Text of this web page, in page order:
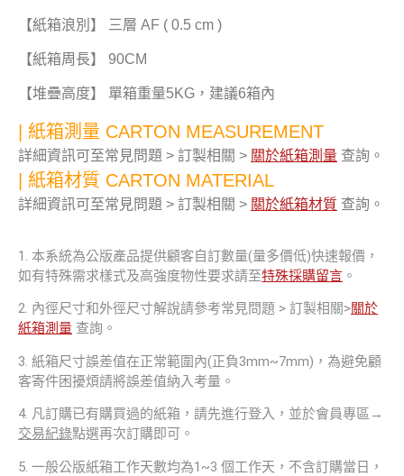
【紙箱浪別】 三層 AF ( 0.5 cm )
【紙箱周長】 90CM
【堆疊高度】 單箱重量5KG，建議6箱內
| 紙箱測量 CARTON MEASUREMENT
詳細資訊可至常見問題 > 訂製相關 > 關於紙箱測量 查詢。
| 紙箱材質 CARTON MATERIAL
詳細資訊可至常見問題 > 訂製相關 > 關於紙箱材質 查詢。
1. 本系統為公版產品提供顧客自訂數量(量多價低)快速報價，
如有特殊需求樣式及高強度物性要求請至特殊採購留言 。
2. 內徑尺寸和外徑尺寸解說請參考常見問題 > 訂製相關>關於
紙箱測量 查詢。
3. 紙箱尺寸誤差值在正常範圍內(正負3mm~7mm)，為避免顧
客寄件困擾煩請將誤差值納入考量。
4. 凡訂購已有購買過的紙箱，請先進行登入，並於會員專區→
交易紀錄點選再次訂購即可。
5. 一般公版紙箱工作天數均為1~3 個工作天，不含訂購當日，